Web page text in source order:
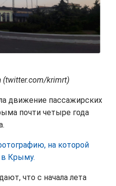
(twitter.com/krimrt)
движение пассажирских
почти четыре года
на которой
в Крыму.
что с начала лета